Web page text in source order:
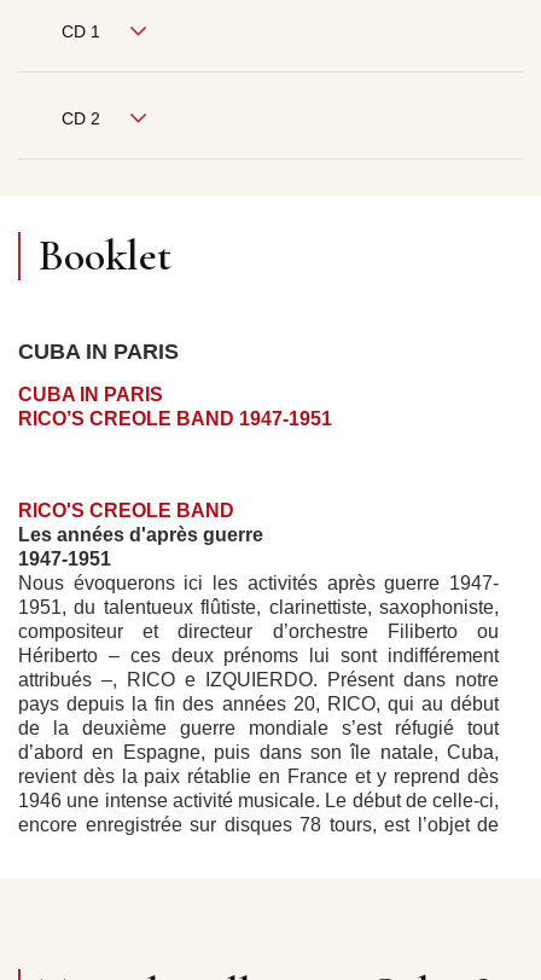
CD 1
CD 2
Booklet
CUBA IN PARIS
CUBA IN PARIS
RICO’S CREOLE BAND 1947-1951
RICO'S CREOLE BAND
Les années d'après guerre
1947-1951
Nous évoquerons ici les activités après guerre 1947-
1951, du talentueux flûtiste, clarinet­tiste, saxophoniste,
compositeur et directeur d’orchestre Filiberto ou
Hériberto – ces deux prénoms lui sont indifférement
attribués –, RICO e IZQUIERDO. Présent dans notre
pays depuis la fin des années 20, RICO, qui au début
de la deuxième guerre mondiale s’est réfugié tout
d’abord en Espagne, puis dans son île natale, Cuba,
revient dès la paix rétablie en France et y reprend dès
1946 une intense activité musicale. Le début de celle-ci,
encore enregistrée sur disques 78 tours, est l’objet de
études au Conservatoire de cette ville, obtient vers l’âge